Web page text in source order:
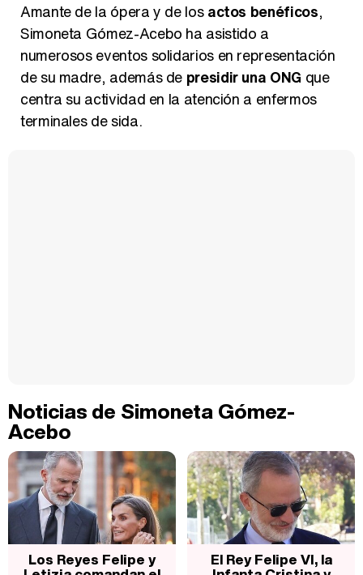
Amante de la ópera y de losactos benéficos,
Simoneta Gómez-Acebo ha asistido a
numerosos eventos solidarios en representación
de su madre, además de presidir una ONG que
centra su actividad en la atención a enfermos
terminales de sida.
Noticias de Simoneta Gómez-
Acebo
Los Reyes Felipe y El Rey Felipe VI, la